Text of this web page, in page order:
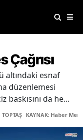
Çağrısı
altındaki esnaf
düzenlemesi
baskısını da he...
KAYNAK: Haber